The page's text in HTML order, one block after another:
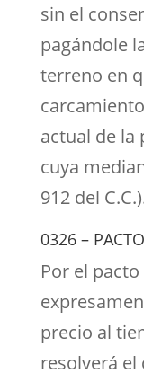
sin el
pagándole
terreno en
actual de la
cuya
912 del
0326 –
Por el
precio al
resolverá el